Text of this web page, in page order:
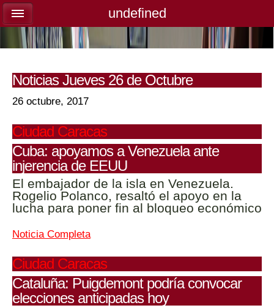
Noticias Jueves 26 de Octubre
26 octubre, 2017
Ciudad Caracas
Cuba: apoyamos a Venezuela ante
injerencia de EEUU
El embajador de la isla en Venezuela.
Rogelio Polanco, resaltó el apoyo en la
lucha para poner fin al bloqueo económico
Noticia Completa
Ciudad Caracas
Cataluña: Puigdemont podría convocar
elecciones anticipadas hoy
undefined
undefined